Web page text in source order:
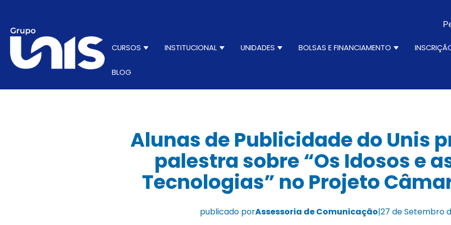
CURSOS Show submenu for Cursos
INSTITUCIONAL Show submenu for Institucional
UNIDADES Show submenu for Unidades
BOLSAS E FINANCIAMENTO Show
BLOG
Alunas de Publicidade do Unis
palestra sobre “Os Idosos e
Tecnologias” no Projeto
publicado porAssessoria de Comunicação|27 de Setembro